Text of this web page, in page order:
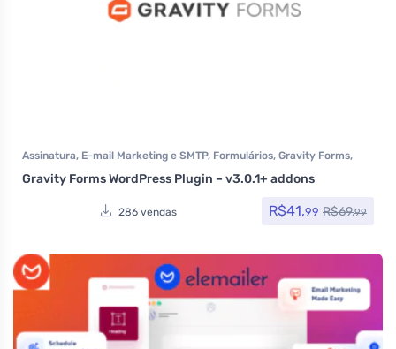
Assinatura, E-mail Marketing e SMTP, Formulários, Gravity Forms,
Plugins
Gravity Forms WordPress Plugin – v3.0.1+ addons
286 vendas R$41,99 R$69,99